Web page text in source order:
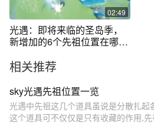
02:49
光遇：即将来临的圣岛季，
新增加的6个先祖位置在哪
相关推荐
sky光遇先祖位置一览
光遇中先祖这几个道具虽说是分散扎
这个道具可不仅仅是只有收藏的作用,